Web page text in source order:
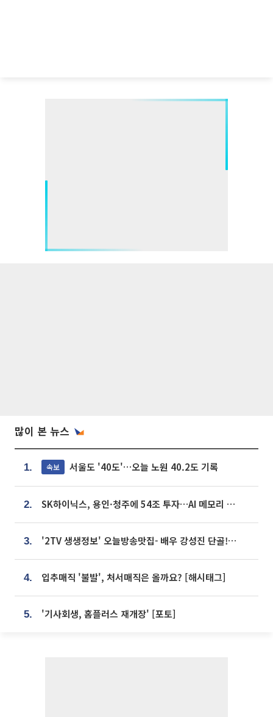
많이 본 뉴스
1. 속보 서울도 '40도'…오늘 노원 40.2도 기록
2. SK하이닉스, 용인·청주에 54조 투자…AI 메모리 생산기지 키운다
3. '2TV 생생정보' 오늘방송맛집- 배우 강성진 단골! 쌀국수ㆍ푸팟퐁 커리 맛집 '블○○○'
4. 입추매직 '불발', 처서매직은 올까요? [해시태그]
5. '기사회생, 홈플러스 재개장' [포토]